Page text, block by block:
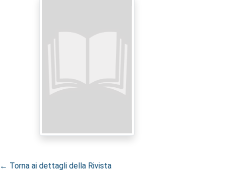
← Torna ai dettagli della Rivista